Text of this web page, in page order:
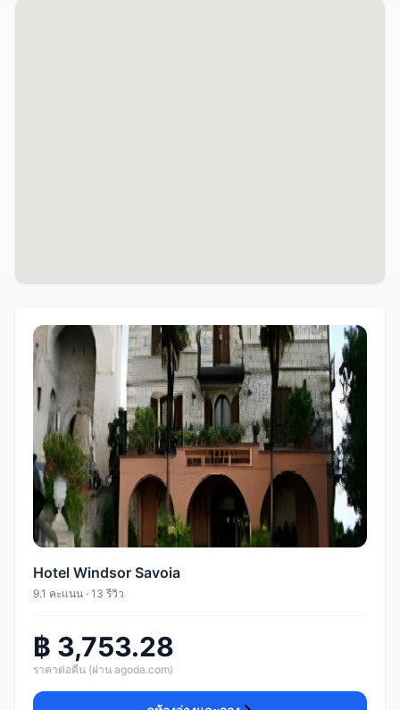
Hotel Windsor Savoia
9.1 คะแนน · 13 รีวิว
฿ 3,753.28
ราคาต่อคืน (ผ่าน agoda.com)